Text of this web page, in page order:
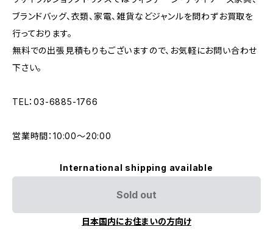
ブランドバッグ、衣類、家電、雑貨などジャンルを問わずお買取を
行っております。
無料での出張見積もりもございますので、お気軽にお問い合わせ
下さい。
TEL：03-6885-1766
営業時間：10:00〜20:00
International shipping available
Sold out
日本国内にお住まいの方向け